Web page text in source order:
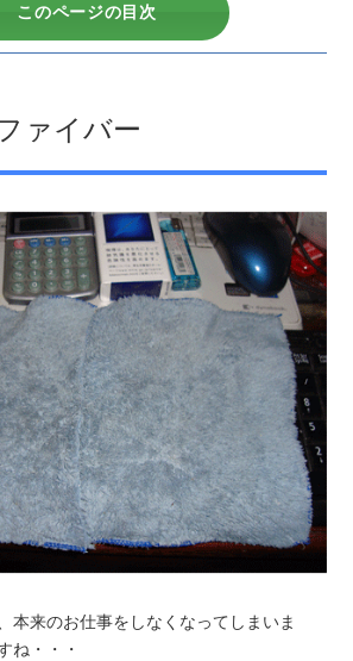
このページの目次
ァイバー
本来のお仕事をしなくなってしまいま
ね・・・